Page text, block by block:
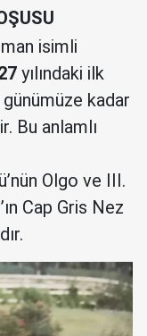
isimli
yılındaki ilk
kadar
Bu anlamlı
Olgo ve III.
Cap Gris Nez